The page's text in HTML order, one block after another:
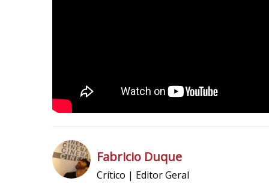
Fabricio Duque
Crítico | Editor Geral